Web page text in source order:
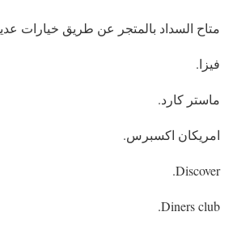
متاح السداد بالمتجر عن طريق خيارات
فيزا.
ماستر كارد.
امريكان اكسبرس.
Discover.
Diners club.